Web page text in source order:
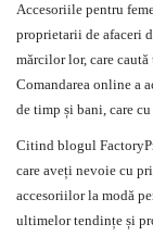
Accesoriile pentru
proprietarii de afaceri
mărcilor lor, care
Comandarea online a
de timp și bani, care
Citind blogul
care aveți nevoie cu
accesoriilor la modă
ultimelor tendințe și